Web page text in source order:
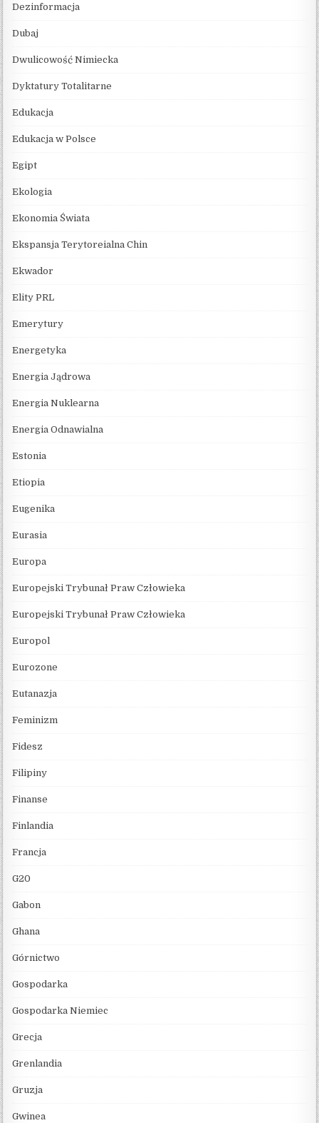
Dezinformacja
Dubaj
Dwulicowość Nimiecka
Dyktatury Totalitarne
Edukacja
Edukacja w Polsce
Egipt
Ekologia
Ekonomia Świata
Ekspansja Terytoreialna Chin
Ekwador
Elity PRL
Emerytury
Energetyka
Energia Jądrowa
Energia Nuklearna
Energia Odnawialna
Estonia
Etiopia
Eugenika
Eurasia
Europa
Europejski Trybunał Praw Człowieka
Europejski Trybunał Praw Człowieka
Europol
Eurozone
Eutanazja
Feminizm
Fidesz
Filipiny
Finanse
Finlandia
Francja
G20
Gabon
Ghana
Górnictwo
Gospodarka
Gospodarka Niemiec
Grecja
Grenlandia
Gruzja
Gwinea